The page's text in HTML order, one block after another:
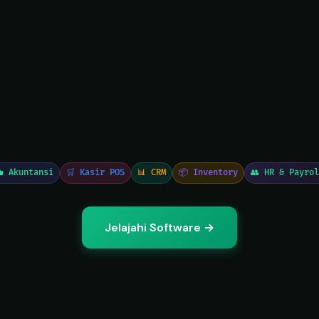
Akuntansi 🛒 Kasir POS 📊 CRM 📦 Inventory 👥 HR &
Jelajahi Software →